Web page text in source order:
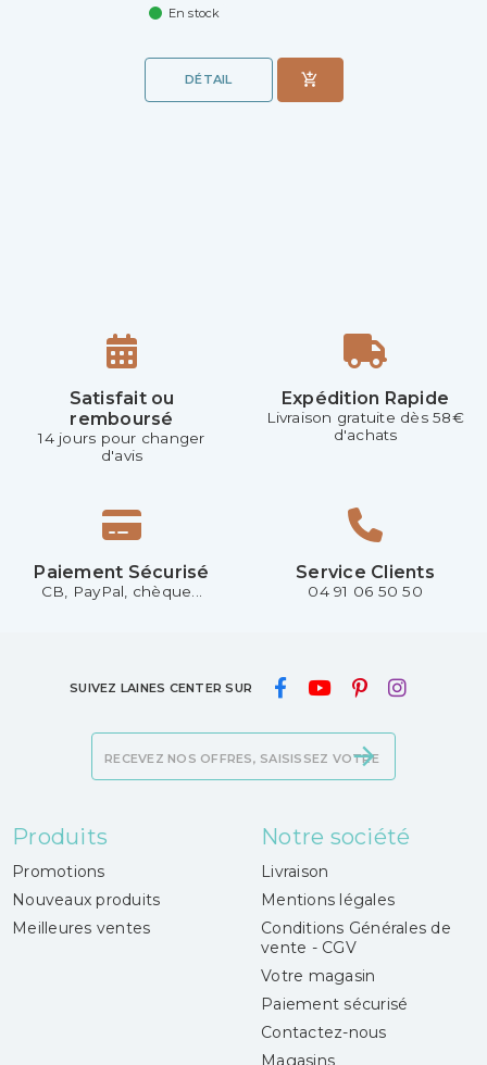
En stock
DÉTAIL
Satisfait ou
remboursé
14 jours pour changer
d'avis
Expédition Rapide
Livraison gratuite dès 58€
d'achats
Paiement Sécurisé
CB, PayPal, chèque...
Service Clients
04 91 06 50 50
SUIVEZ LAINES CENTER SUR
Produits
Promotions
Nouveaux produits
Meilleures ventes
Notre société
Livraison
Mentions légales
Conditions Générales de
vente - CGV
Votre magasin
Paiement sécurisé
Contactez-nous